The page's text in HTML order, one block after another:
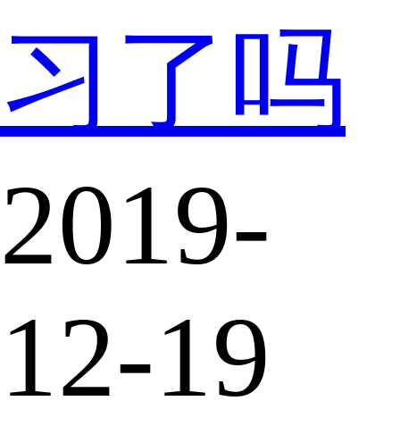
习了吗
2019-
12-19